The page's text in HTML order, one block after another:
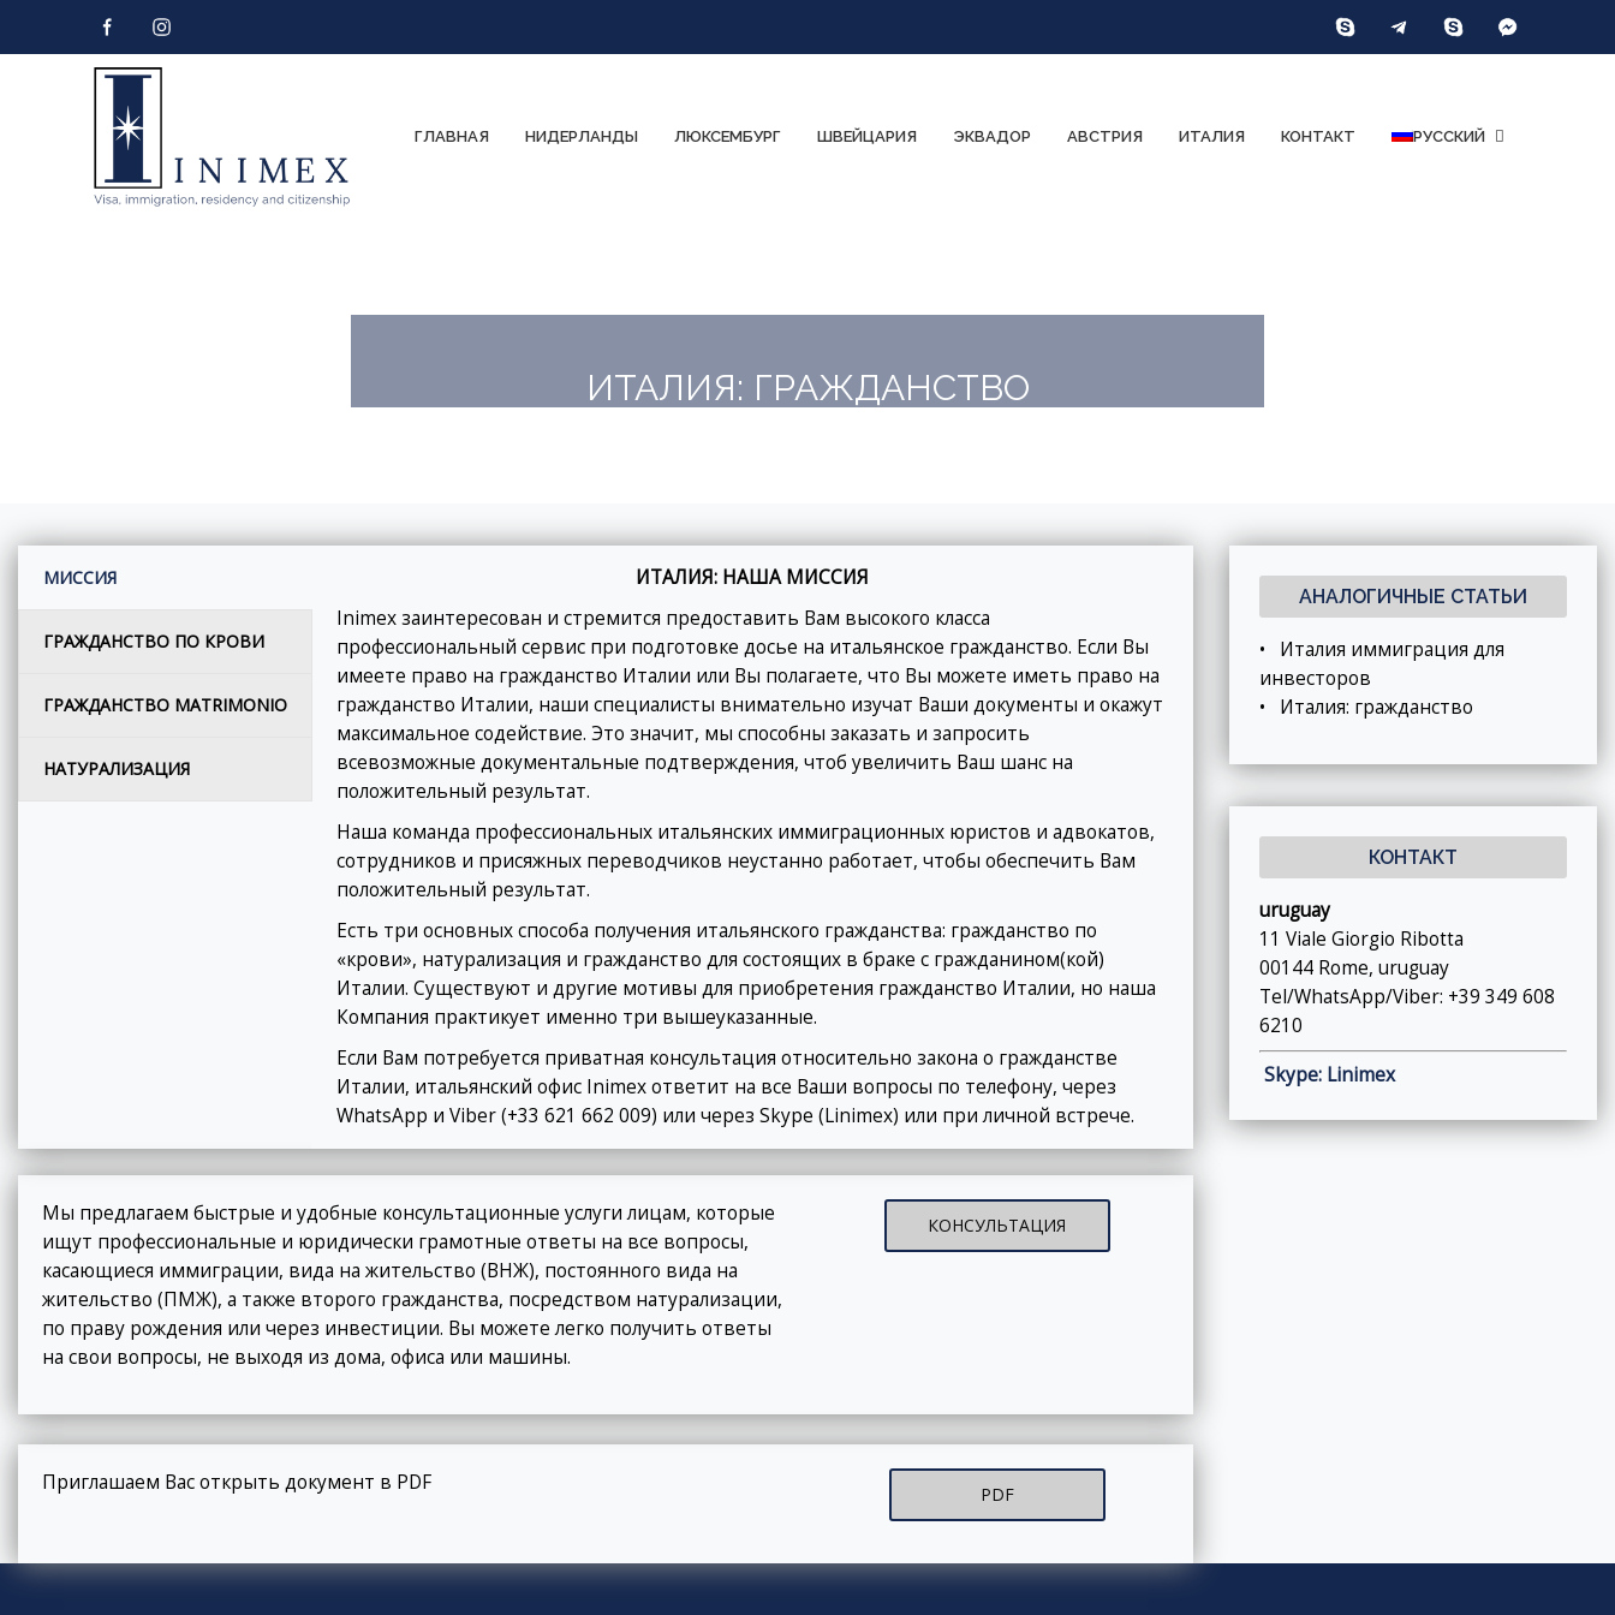
ГЛАВНАЯ НИДЕРЛАНДЫ ЛЮКСЕМБУРГ ШВЕЙЦАРИЯ ЭКВАДОР АВСТРИЯ ИТАЛИЯ КОНТАКТ РУССКИЙ
ИТАЛИЯ: ГРАЖДАНСТВО
МИССИЯ
ГРАЖДАНСТВО ПО КРОВИ
ГРАЖДАНСТВО MATRIMONIO
НАТУРАЛИЗАЦИЯ
ИТАЛИЯ: НАША МИССИЯ
Inimex заинтересован и стремится предоставить Вам высокого класса
профессиональный сервис при подготовке досье на итальянское гражданство. Если Вы
имеете право на гражданство Италии или Вы полагаете, что Вы можете иметь право на
гражданство Италии, наши специалисты внимательно изучат Ваши документы и окажут
максимальное содействие. Это значит, мы способны заказать и запросить
всевозможные документальные подтверждения, чтоб увеличить Ваш шанс на
положительный результат.
Наша команда профессиональных итальянских иммиграционных юристов и адвокатов,
сотрудников и присяжных переводчиков неустанно работает, чтобы обеспечить Вам
положительный результат.
Есть три основных способа получения итальянского гражданства: гражданство по
«крови», натурализация и гражданство для состоящих в браке с гражданином(кой)
Италии. Существуют и другие мотивы для приобретения гражданство Италии, но наша
Компания практикует именно три вышеуказанные.
Если Вам потребуется приватная консультация относительно закона о гражданстве
Италии, итальянский офис Inimex ответит на все Ваши вопросы по телефону, через
WhatsApp и Viber (+33 621 662 009) или через Skype (Linimex) или при личной встрече.
Мы предлагаем быстрые и удобные консультационные услуги лицам, которые
ищут профессиональные и юридически грамотные ответы на все вопросы,
касающиеся иммиграции, вида на жительство (ВНЖ), постоянного вида на
жительство (ПМЖ), а также второго гражданства, посредством натурализации,
по праву рождения или через инвестиции. Вы можете легко получить ответы
на свои вопросы, не выходя из дома, офиса или машины.
КОНСУЛЬТАЦИЯ
Приглашаем Вас открыть документ в PDF PDF
АНАЛОГИЧНЫЕ СТАТЬИ
• Италия иммиграция для
инвесторов
• Италия: гражданство
КОНТАКТ
uruguay
11 Viale Giorgio Ribotta
00144 Rome, uruguay
Tel/WhatsApp/Viber: +39 349 608
6210
Skype: Linimex